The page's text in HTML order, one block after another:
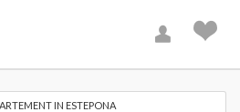
IN ESTEPONA